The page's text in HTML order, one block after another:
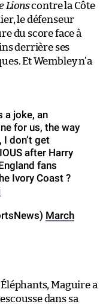
Lionscontre la Côte
le défenseur
du score face à
derrière ses
Et Wembley n’a
a joke, an
for us, the way
don’t get
after Harry
fans
Ivory Coast ?
March
Maguire a
dans sa